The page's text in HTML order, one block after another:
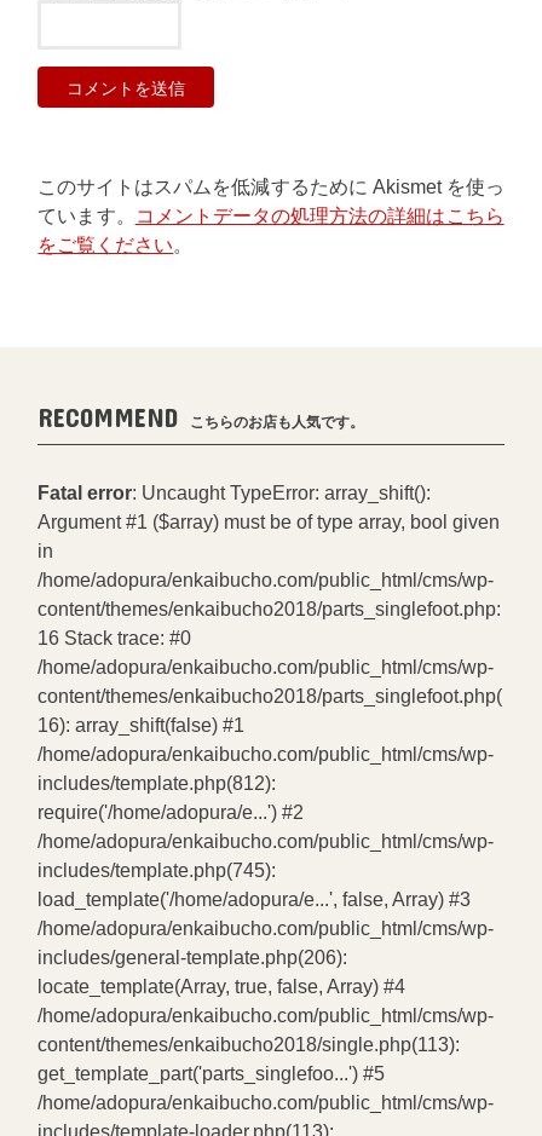
このサイトはスパムを低減するために Akismet を使っ
ています。
コメントデータの処理方法の詳細はこちら
をご覧ください。
RECOMMEND こちらのお店も人気です。
Fatal error: Uncaught TypeError: array_shift():
Argument #1 ($array) must be of type array, bool given
in
/home/adopura/enkaibucho.com/public_html/cms/wp-
content/themes/enkaibucho2018/parts_singlefoot.php:
16 Stack trace: #0
/home/adopura/enkaibucho.com/public_html/cms/wp-
content/themes/enkaibucho2018/parts_singlefoot.php(
16): array_shift(false) #1
/home/adopura/enkaibucho.com/public_html/cms/wp-
includes/template.php(812):
require('/home/adopura/e...') #2
/home/adopura/enkaibucho.com/public_html/cms/wp-
includes/template.php(745):
load_template('/home/adopura/e...', false, Array) #3
/home/adopura/enkaibucho.com/public_html/cms/wp-
includes/general-template.php(206):
locate_template(Array, true, false, Array) #4
/home/adopura/enkaibucho.com/public_html/cms/wp-
content/themes/enkaibucho2018/single.php(113):
get_template_part('parts_singlefoo...') #5
/home/adopura/enkaibucho.com/public_html/cms/wp-